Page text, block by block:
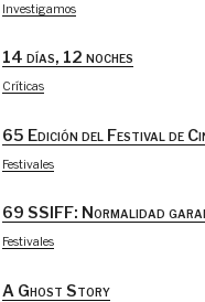
Investigamos
14 días, 12 noches
Críticas
65 Edición del Festival de
Festivales
69 SSIFF: Normalidad
Festivales
A Ghost Story